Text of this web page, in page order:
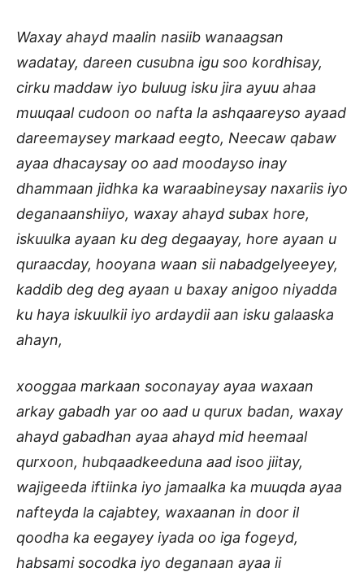
Waxay ahayd maalin nasiib wanaagsan
wadatay, dareen cusubna igu soo kordhisay,
cirku maddaw iyo buluug isku jira ayuu ahaa
muuqaal cudoon oo nafta la ashqaareyso ayaad
dareemaysey markaad eegto, Neecaw qabaw
ayaa dhacaysay oo aad moodayso inay
dhammaan jidhka ka waraabineysay naxariis iyo
deganaanshiiyo, waxay ahayd subax hore,
iskuulka ayaan ku deg degaayay, hore ayaan u
quraacday, hooyana waan sii nabadgelyeeyey,
kaddib deg deg ayaan u baxay anigoo niyadda
ku haya iskuulkii iyo ardaydii aan isku galaaska
ahayn,
xooggaa markaan soconayay ayaa waxaan
arkay gabadh yar oo aad u qurux badan, waxay
ahayd gabadhan ayaa ahayd mid heemaal
qurxoon, hubqaadkeeduna aad isoo jiitay,
wajigeeda iftiinka iyo jamaalka ka muuqda ayaa
nafteyda la cajabtey, waxaanan in door il
qoodha ka eegayey iyada oo iga fogeyd,
habsami socodka iyo deganaan ayaa ii